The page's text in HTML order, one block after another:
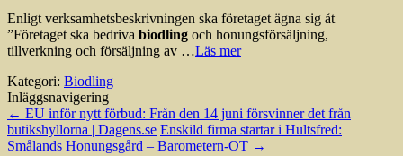
Enligt verksamhetsbeskrivningen ska företaget ägna sig åt
”Företaget ska bedriva biodling och honungsförsäljning,
tillverkning och försäljning av …Läs mer
Kategori: Biodling
Inläggsnavigering
← EU inför nytt förbud: Från den 14 juni försvinner det från
butikshyllorna | Dagens.se Enskild firma startar i Hultsfred:
Smålands Honungsgård – Barometern-OT →